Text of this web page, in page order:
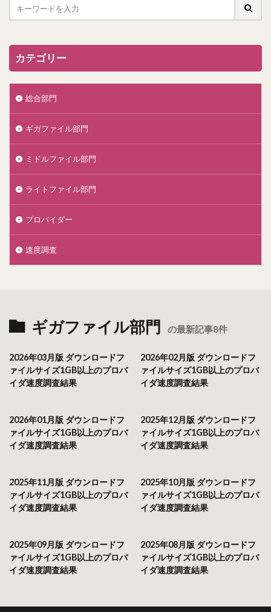
カテゴリー
総合部門
ギガファイル部門
ミドルファイル部門
ライトファイル部門
プロバイダー
速度調査
ギガファイル部門 の最新記事8件
2026年03月版 ダウンロードフ
ァイルサイズ1GB以上のプロバ
イダ速度調査結果
2026年02月版 ダウンロードフ
ァイルサイズ1GB以上のプロバ
イダ速度調査結果
2026年01月版 ダウンロードフ
ァイルサイズ1GB以上のプロバ
イダ速度調査結果
2025年12月版 ダウンロードフ
ァイルサイズ1GB以上のプロバ
イダ速度調査結果
2025年11月版 ダウンロードフ
ァイルサイズ1GB以上のプロバ
イダ速度調査結果
2025年10月版 ダウンロードフ
ァイルサイズ1GB以上のプロバ
イダ速度調査結果
2025年09月版 ダウンロードフ
ァイルサイズ1GB以上のプロバ
イダ速度調査結果
2025年08月版 ダウンロードフ
ァイルサイズ1GB以上のプロバ
イダ速度調査結果